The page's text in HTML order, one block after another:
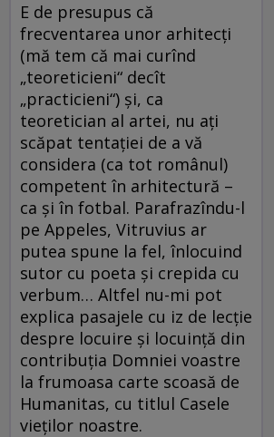
E de presupus că
frecventarea unor arhitecţi
(mă tem că mai curînd
„teoreticieni“ decît
„practicieni“) şi, ca
teoretician al artei, nu aţi
scăpat tentaţiei de a vă
considera (ca tot românul)
competent în arhitectură –
ca şi în fotbal. Parafrazîndu-l
pe Appeles, Vitruvius ar
putea spune la fel, înlocuind
sutor cu poeta şi crepida cu
verbum… Altfel nu-mi pot
explica pasajele cu iz de lecţie
despre locuire şi locuinţă din
contribuţia Domniei voastre
la frumoasa carte scoasă de
Humanitas, cu titlul Casele
vieţilor noastre.